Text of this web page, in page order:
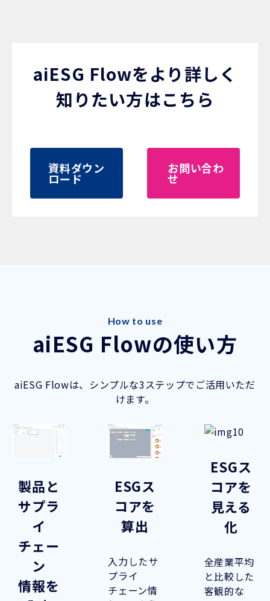
aiESG Flowをより詳しく
知りたい方はこちら
資料ダウン
ロード
お問い合わ
せ
How to use
aiESG Flowの使い方
aiESG Flowは、シンプルな3ステップでご活用いただ
けます。
製品と
サプラ
イ
チェー
ン
情報を
ESGス
コアを
算出
入力したサ
プライ
チェーン情
ESGス
コアを
見える
化
全産業平均
と比較した
客観的な